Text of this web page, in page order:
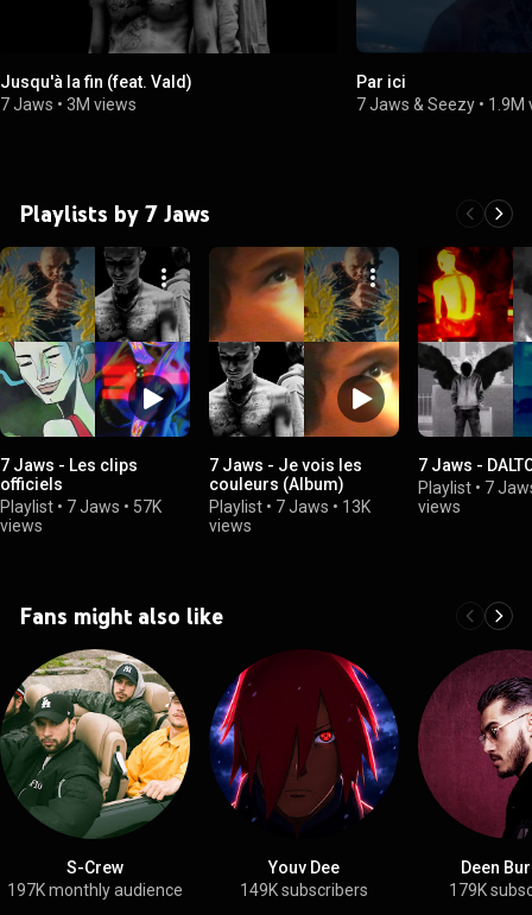
Jusqu'à la fin (feat. Vald)
7 Jaws • 3M views
Par ici
7 Jaws & Seezy • 1.9M
Playlists by 7 Jaws
7 Jaws - Les clips
officiels
Playlist • 7 Jaws • 57K
views
7 Jaws - Je vois les
couleurs (Album)
Playlist • 7 Jaws • 13K
views
7 Jaws -
Playlist • 7
views
Fans might also like
S-Crew
197K monthly audience
Youv Dee
149K subscribers
Deen
179K